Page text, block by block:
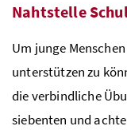
Nahtstelle
Um junge
unterstützen zu
die verbindliche
siebenten und